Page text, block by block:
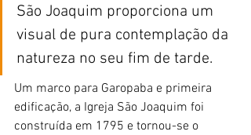
São Joaquim proporciona um
visual de pura contemplação da
natureza no seu fim de tarde.
Um marco para Garopaba e primeira
edificação, a Igreja São Joaquim foi
construída em 1795 e tornou-se o